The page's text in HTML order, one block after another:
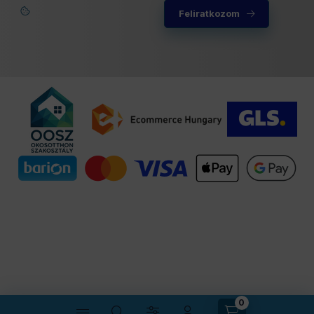
A WDYK MCB POW 16A 2P Wi-Fi Smart Mini Circuit Breaker egy
áramkörök távoli vezérlését, növelve ezzel az otthonok
energiahatékonyságát és biztonságát.
A WDYK okos megszakítói és áram-védőkapcsolói lehetővé
teszik az otthonok elektromos rendszereinek intelligens és
biztonságos kezelését. Fedezze fel a WDYK termékeit, és
tegye otthonát még biztonságosabbá és energiahatékonyabbá
Feliratkozom
0